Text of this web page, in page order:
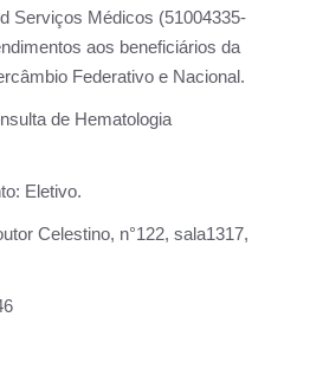
Serviços Médicos (51004335-
aos beneficiários da
Federativo e Nacional.
de Hematologia
Eletivo.
Celestino, n°122, sala1317,